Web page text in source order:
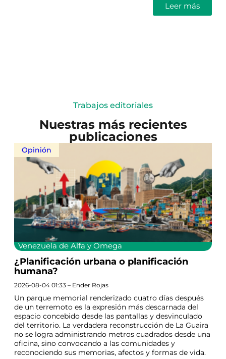
Leer más
Trabajos editoriales
Nuestras más recientes
publicaciones
Opinión
Venezuela de Alfa y Omega
¿Planificación urbana o planificación
humana?
2026-08-04 01:33 – Ender Rojas
Un parque memorial renderizado cuatro días después
de un terremoto es la expresión más descarnada del
espacio concebido desde las pantallas y desvinculado
del territorio. La verdadera reconstrucción de La Guaira
no se logra administrando metros cuadrados desde una
oficina, sino convocando a las comunidades y
reconociendo sus memorias, afectos y formas de vida.